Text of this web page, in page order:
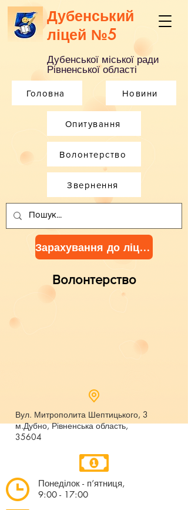
Дубенський
ліцей №5
Дубенської міської ради
Рівненської області
Головна Новини
Опитування
Зарахування до ліцею
Волонтерство
Звернення
Волонтерство
Вул. Митрополита Шептицького, 3
м.Дубно, Рівненська область,
35604
Понеділок - п’ятниця,
9:00 - 17:00